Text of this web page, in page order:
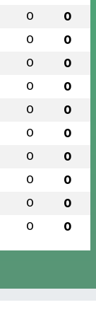
0 0
0 0
0 0
0 0
0 0
0 0
0 0
0 0
0 0
0 0